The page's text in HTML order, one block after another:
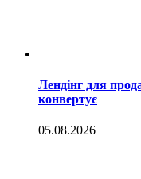
Лендінг для
конвертує
05.08.2026